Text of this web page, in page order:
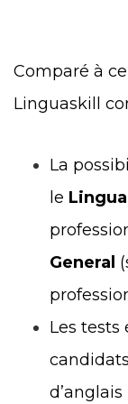
Comparé à
Linguaskill
La
le
General
Les tests
d’anglais